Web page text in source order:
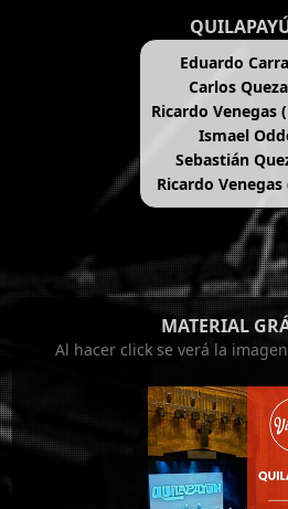
Eduardo
Carlos
Ricardo Venegas
Ismael
Sebastián
Ricardo
MATERIAL
Al hacer click se verá la